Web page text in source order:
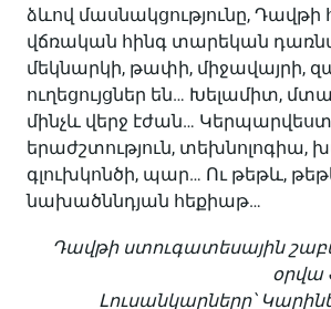
ձևով մասնակցությունը, Դավթի
վճռական հինգ տարեկան
մեկնարկի, թափի, միջավայրի,
ուղեցույցներ են… Խելամիտ,
մինչև վերջ էժան…
երաժշտություն, տեխնոլոգիա,
գլուխկոնծի, պար… Ու թեթև,
նախածննդյան հեքիաթ…
Դավթի ստուգատեսային
օրվա
Լուսանկարները՝